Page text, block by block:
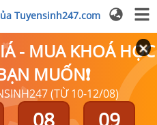
Tuyensinh247.com
- MUA KHOÁ HỌC
MUỐN❗
(TỪ 10-12/08)